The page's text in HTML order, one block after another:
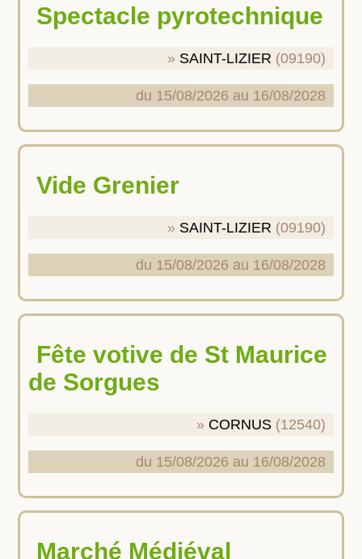
Spectacle pyrotechnique
SAINT-LIZIER (09190)
du 15/08/2026 au 16/08/2028
Vide Grenier
SAINT-LIZIER (09190)
du 15/08/2026 au 16/08/2028
Fête votive de St Maurice
de Sorgues
CORNUS (12540)
du 15/08/2026 au 16/08/2028
Marché Médiéval